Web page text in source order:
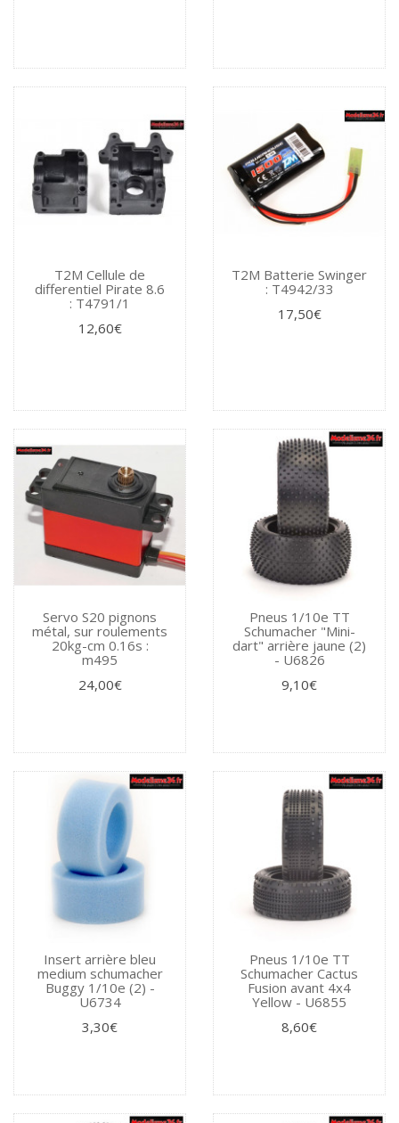
T2M Cellule de
differentiel Pirate 8.6
: T4791/1
12,60€
T2M Batterie Swinger
: T4942/33
17,50€
Servo S20 pignons
métal, sur roulements
20kg-cm 0.16s :
m495
24,00€
Pneus 1/10e TT
Schumacher "Mini-
dart" arrière jaune (2)
- U6826
9,10€
Insert arrière bleu
medium schumacher
Buggy 1/10e (2) -
U6734
3,30€
Pneus 1/10e TT
Schumacher Cactus
Fusion avant 4x4
Yellow - U6855
8,60€